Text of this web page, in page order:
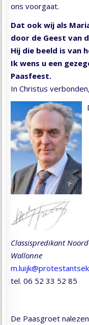
ons voorgaat.
Dat ook wij als
door de Geest van
Hij die beeld is van
Ik wens u een
Paasfeest.
In Christus verbonden,
Classispredikant
Wallonne
tel. 06 52 33 52 85
De Paasgroet